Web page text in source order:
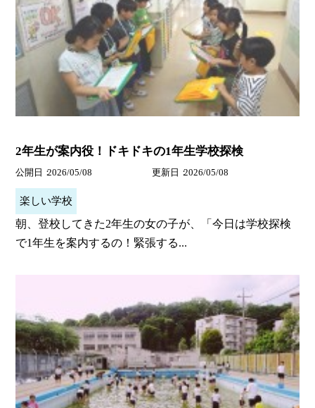
2年生が案内役！ドキドキの1年生学校探検
公開日 2026/05/08 更新日 2026/05/08
楽しい学校
朝、登校してきた2年生の女の子が、「今日は学校探検
で1年生を案内するの！緊張する...